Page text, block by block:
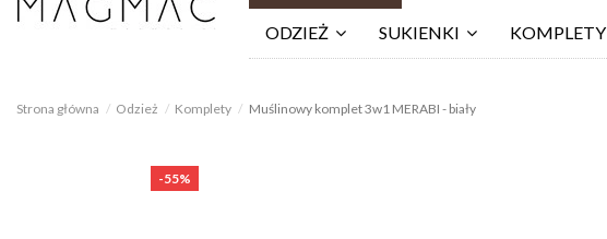
ODZIEŻ SUKIENKI KOMPLETY
Strona główna Odzież Komplety Muślinowy komplet 3w1 MERABI - biały
-55%